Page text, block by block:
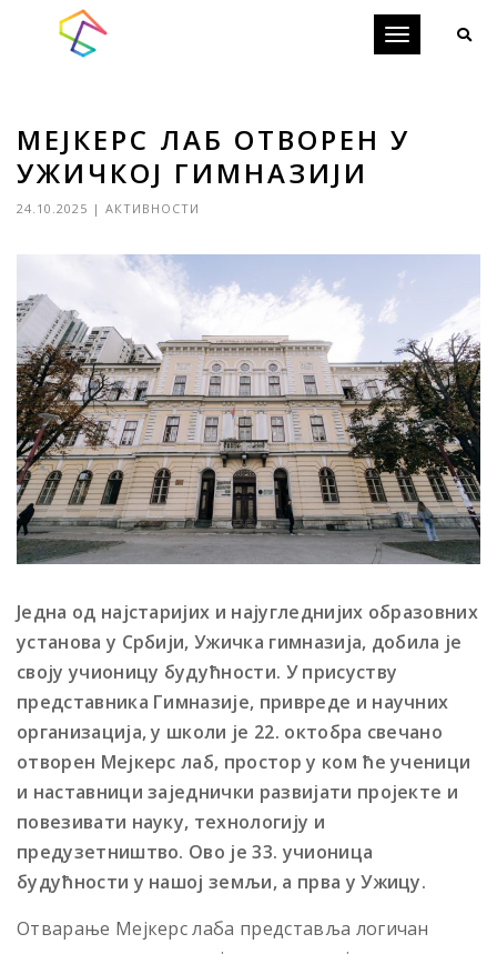
Toggle
МЕЈКЕРС ЛАБ ОТВОРЕН У
УЖИЧКОЈ ГИМНАЗИЈИ
24.10.2025 | АКТИВНОСТИ
Једна од најстаријих и најугледнијих образовних
установа у Србији, Ужичка гимназија, добила је
своју учионицу будућности. У присуству
представника Гимназије, привреде и научних
организација, у школи је 22. октобра свечано
отворен Мејкерс лаб, простор у ком ће ученици
и наставници заједнички развијати пројекте и
повезивати науку, технологију и
предузетништво. Ово је 33. учионица
будућности у нашој земљи, а прва у Ужицу.
Отварање Мејкерс лаба представља логичан